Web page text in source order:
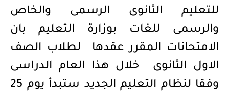
للتعليم الثانوى الرسمى والخاص
والرسمى للغات بوزارة التعليم بان
الامتحانات المقرر عقدها لطلاب الصف
الاول الثانوى خلال هذا العام الدراسى
وفقا لنظام التعليم الجديد ستبدأ يوم 25